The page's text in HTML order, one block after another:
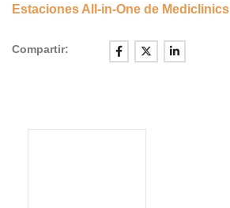
Estaciones All-in-One de Mediclinics
Compartir: